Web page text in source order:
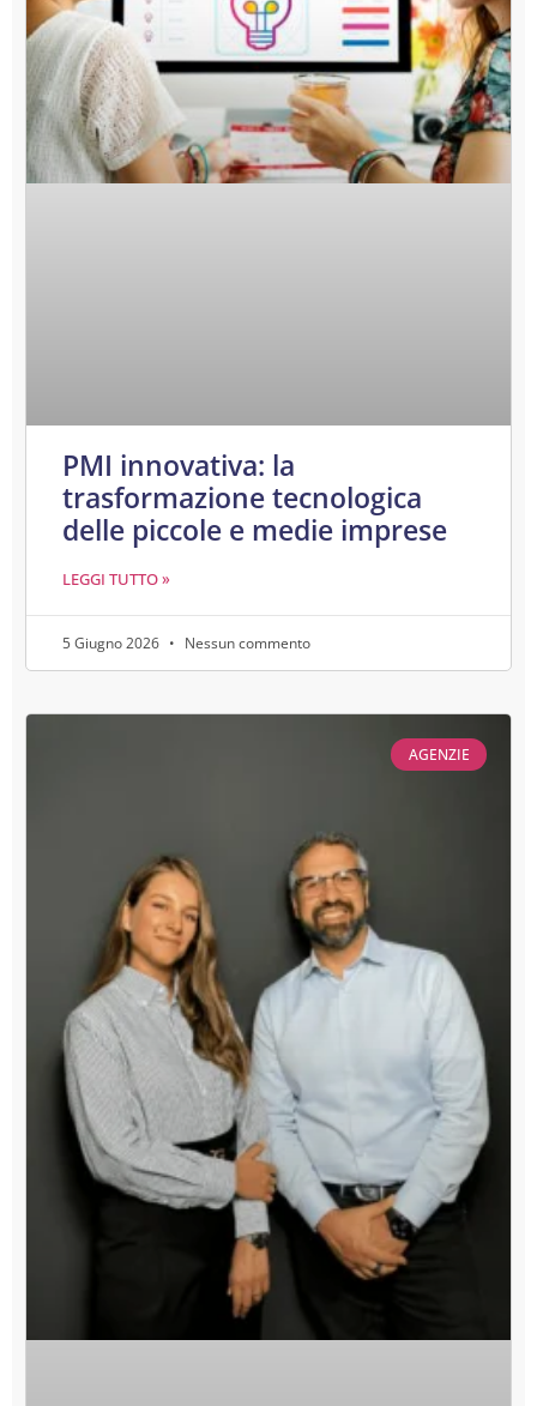
PMI innovativa: la
trasformazione tecnologica
delle piccole e medie imprese
LEGGI TUTTO »
5 Giugno 2026 Nessun commento
AGENZIE